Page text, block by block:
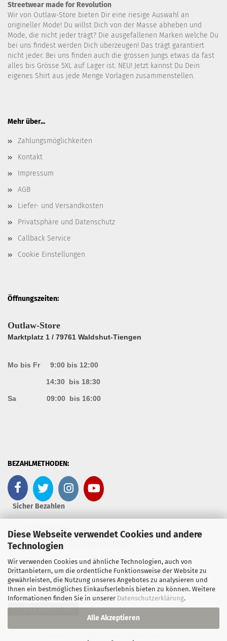
Diese Webseite verwendet Cookies und andere
Technologien
Wir verwenden Cookies und ähnliche Technologien, auch von
Drittanbietern, um die ordentliche Funktionsweise der Website zu
gewährleisten, die Nutzung unseres Angebotes zu analysieren und
Ihnen ein bestmögliches Einkaufserlebnis bieten zu können. Weitere
Informationen finden Sie in unserer Datenschutzerklärung.
Alle Akzeptieren
Streetwear made for Revolution
Wir von Outlaw-Store bieten Dir eine riesige Auswahl an
origineller Mode! Du willst Dich von der Masse abheben und
Mode, die nicht jeder trägt? Die ausgefallenen Marken welche Du
bei uns findest werden Dich überzeugen! Das trägt garantiert
nicht jeder. Bei uns finden auch die grossen Jungs etwas da fast
alles bis Grösse 5XL auf Lager ist. NEU! Jetzt kannst Du Dein
eigenes Shirt aus jede Menge Vorlagen zusammenstellen.
Mehr über...
Zahlungsmöglichkeiten
Kontakt
Impressum
AGB
Liefer- und Versandkosten
Privatsphäre und Datenschutz
Callback Service
Cookie Einstellungen
Öffnungszeiten:
Outlaw-Store
Marktplatz 1 / 79761 Waldshut-Tiengen
Mo bis Fr 9:00 bis 12:00
14:30 bis 18:30
Sa 09:00 bis 16:00
BEZAHLMETHODEN:
Sicher Bezahlen
>
Vorkasse
- auf Deutsches Konto
>PayPal
Vertrag widerrufen